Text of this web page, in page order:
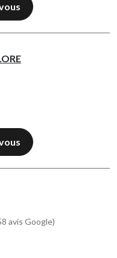
avis Google)